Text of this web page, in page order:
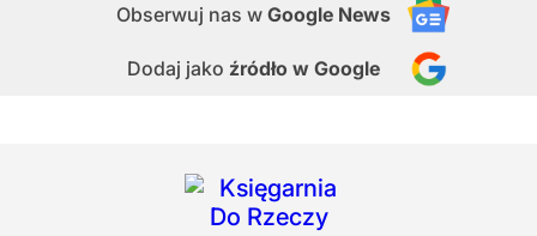
Obserwuj nas w Google News
Dodaj jako źródło w Google